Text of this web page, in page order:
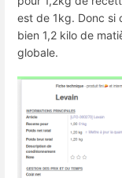
est de 1kg. Donc si
bien 1,2 kilo de
globale.